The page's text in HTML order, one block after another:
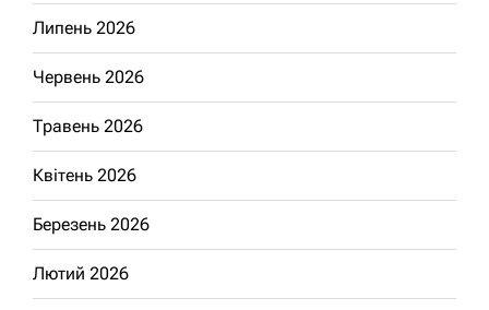
Липень 2026
Червень 2026
Травень 2026
Квітень 2026
Березень 2026
Лютий 2026